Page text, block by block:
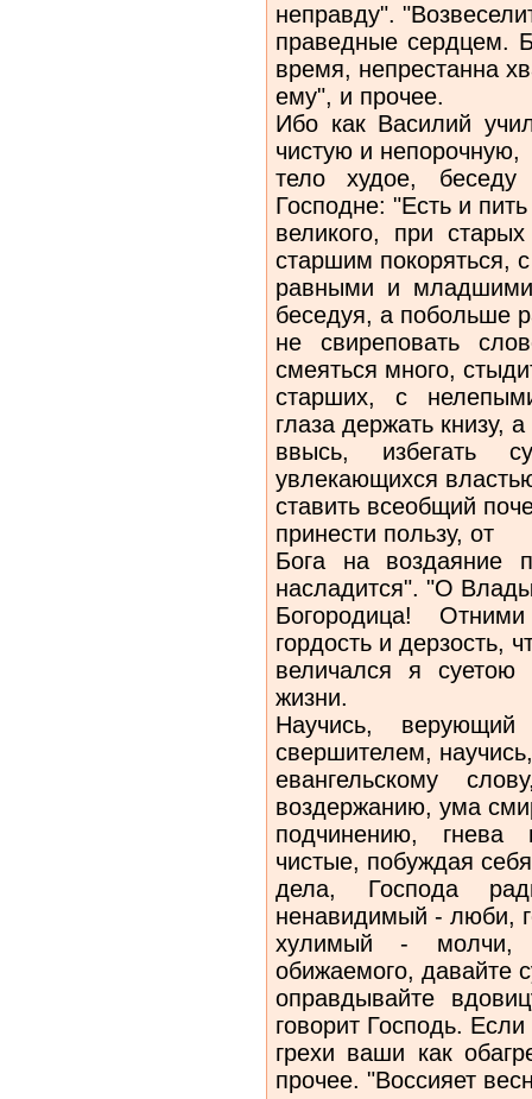
неправду".
праведные сердцем.
время, непрестанна
ему", и прочее.
Ибо как Василий
чистую и непорочную,
тело худое,
Господне: "Есть и
великого, при
старшим покоряться, с
равными и младшими
беседуя, а побольше
не свиреповать
смеяться много,
старших, с
глаза держать книзу,
ввысь, избегать
увлекающихся
ставить всеобщий
принести пользу, от
Бога на воздаяние
насладится". "О
Богородица!
гордость и дерзость,
величался я
жизни.
Научись, верующий
свершителем,
евангельскому
воздержанию, ума
подчинению, гнева
чистые, побуждая
дела, Господа
ненавидимый - люби,
хулимый - молчи,
обижаемого, давайте
оправдывайте
говорит Господь. Если
грехи ваши как
прочее. "Воссияет